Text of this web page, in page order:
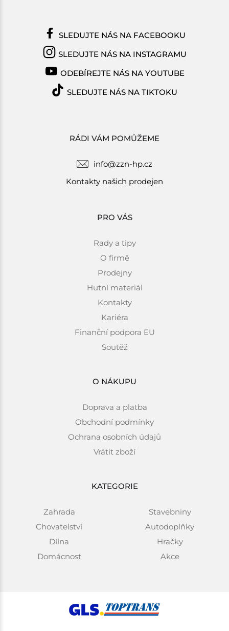
RÁDI VÁM POMŮŽEME
info@zzn-hp.cz
Kontakty našich prodejen
PRO VÁS
Rady a tipy
O firmě
Prodejny
Hutní materiál
Kontakty
Kariéra
Finanční podpora EU
Soutěž
O NÁKUPU
Doprava a platba
Obchodní podmínky
Ochrana osobních údajů
Vrátit zboží
KATEGORIE
Zahrada
Chovatelství
Dílna
Domácnost
Stavebniny
Autodoplňky
Hračky
Akce
SLEDUJTE NÁS NA FACEBOOKU
SLEDUJTE NÁS NA INSTAGRAMU
ODEBÍREJTE NÁS NA YOUTUBE
SLEDUJTE NÁS NA TIKTOKU